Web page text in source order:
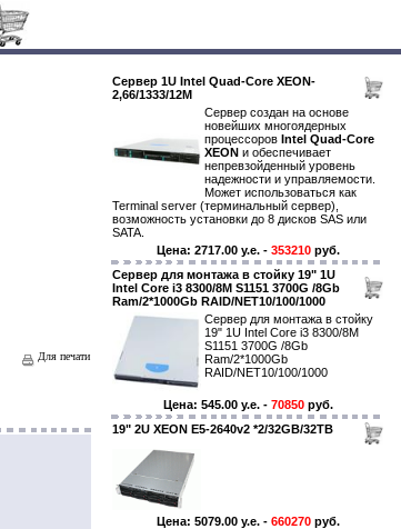
Для печати
Сервер 1U Intel Quad-Core XEON-
2,66/1333/12M
Сервер создан на основе
новейших многоядерных
процессоров Intel Quad-Core
XEON и обеспечивает
непревзойденный уровень
надежности и управляемости.
Может использоваться как
Terminal server (терминальный сервер),
возможность установки до 8 дисков SAS или
SATA.
Цена: 2717.00 y.e. - 353210руб.
Сервер для монтажа в стойку 19" 1U
Intel Core i3 8300/8M S1151 3700G /8Gb
Ram/2*1000Gb RAID/NET10/100/1000
Сервер для монтажа в стойку
19" 1U Intel Core i3 8300/8M
S1151 3700G /8Gb
Ram/2*1000Gb
RAID/NET10/100/1000
Цена: 545.00 y.e. - 70850руб.
19" 2U XEON E5-2640v2 *2/32GB/32TB
Цена: 5079.00 y.e. - 660270руб.